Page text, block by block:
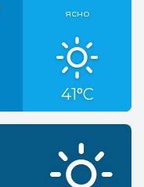
ясно
41°C